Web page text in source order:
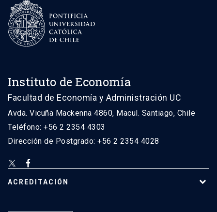
Instituto de Economía
Facultad de Economía y Administración UC
Avda. Vicuña Mackenna 4860, Macul. Santiago, Chile
Teléfono: +56 2 2354 4303
Dirección de Postgrado: +56 2 2354 4028
ACREDITACIÓN